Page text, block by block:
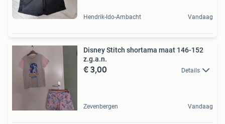
Hendrik-Ido-Ambacht Vandaag
Disney Stitch shortama maat 146-152
z.g.a.n.
€ 3,00 Details
Zevenbergen Vandaag